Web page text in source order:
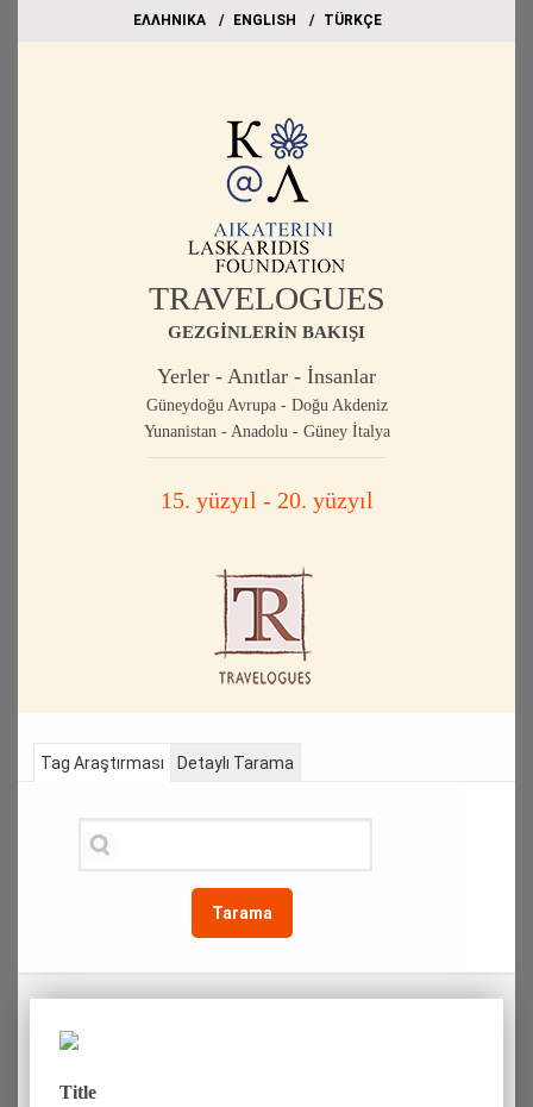
EΛΛΗΝΙΚΑ ΕΝGLISH TÜRKÇE
TRAVELOGUES
GEZGİNLERİN BAKIŞI
Yerler - Anıtlar - İnsanlar
Güneydoğu Avrupa - Doğu Akdeniz
Yunanistan - Anadolu - Güney İtalya
15. yüzyıl - 20. yüzyıl
Tag Araştırması
Tarama
Detaylı Tarama
Title